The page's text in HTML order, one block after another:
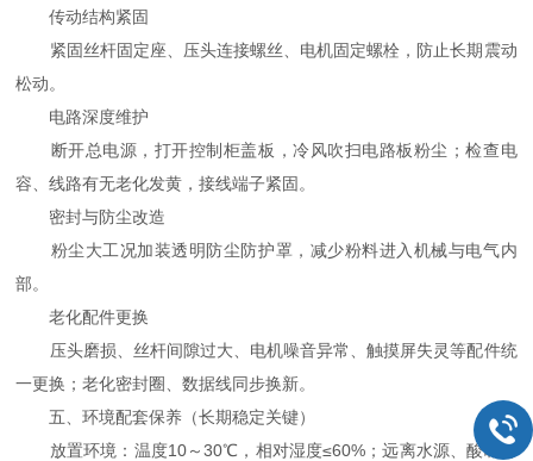
传动结构紧固
紧固丝杆固定座、压头连接螺丝、电机固定螺栓，防止长期震动
松动。
电路深度维护
断开总电源，打开控制柜盖板，冷风吹扫电路板粉尘；检查电
容、线路有无老化发黄，接线端子紧固。
密封与防尘改造
粉尘大工况加装透明防尘防护罩，减少粉料进入机械与电气内
部。
老化配件更换
压头磨损、丝杆间隙过大、电机噪音异常、触摸屏失灵等配件统
一更换；老化密封圈、数据线同步换新。
五、环境配套保养（长期稳定关键）
放置环境：温度10～30℃，相对湿度≤60%；远离水源、酸碱挥